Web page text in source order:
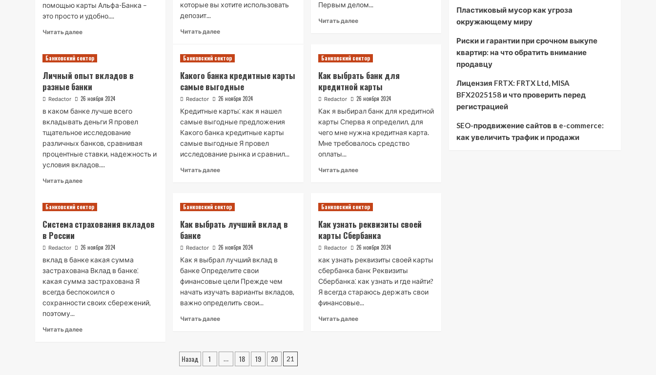
помощью карты Альфа-Банка –
это просто и удобно....
Читать далееRead
Как
и
быстро
оплачивать
с
карты
Альфа-
Банка
которые вы хотите использовать
депозит...
Читать далееRead
В
банк
лучше
всего
положить
депозит
Первым делом...
Читать далееRead
я
проценты
по
ипотеке
Банковский сектор
Личный опыт вкладов в
разные банки
Redactor 26 ноября 2024
в каком банке лучше всего
вкладывать деньги Я провел
тщательное исследование
различных банков, сравнивая
процентные ставки, надежность и
условия вкладов....
Читать далееRead
Личный
вкладов
разные
Банковский сектор
Какого банка кредитные карты
самые выгодные
Redactor 26 ноября 2024
Кредитные карты⁚ как я нашел
самые выгодные предложения
Какого банка кредитные карты
самые выгодные Я провел
исследование рынка и сравнил...
Читать далееRead
банка
карты
Банковский сектор
Как выбрать банк для
кредитной карты
Redactor 26 ноября 2024
Как я выбирал банк для кредитной
карты Сперва я определил, для
чего мне нужна кредитная карта.
Мне требовалось средство
оплаты...
Читать далееRead
выбрать
для
кредитной
карты
Банковский сектор
Система страхования вкладов
в России
Redactor 26 ноября 2024
вклад в банке какая сумма
застрахована Вклад в банке⁚
какая сумма застрахована Я
всегда беспокоился о
сохранности своих сбережений‚
поэтому...
Читать далееRead
Банковский сектор
Как выбрать лучший вклад в
банке
Redactor 26 ноября 2024
Как я выбрал лучший вклад в
банке Определите свои
финансовые цели Прежде чем
начать изучать варианты вкладов,
важно определить свои...
Читать далееRead
выбрать
лучший
Банковский сектор
Как узнать реквизиты своей
карты Сбербанка
Redactor 26 ноября 2024
как узнать реквизиты своей карты
сбербанка банк Реквизиты
Сбербанка⁚ как узнать и где найти?
Я всегда стараюсь держать свои
финансовые...
Читать далееRead
Пагинация
Назад 1 … 18 19 20 21
Пластиковый мусор как угроза
окружающему миру
Риски и гарантии при срочном выкупе
квартир: на что обратить внимание
продавцу
Лицензия FRTX: FRTX Ltd, MISA
BFX2025158 и что проверить перед
регистрацией
SEO-продвижение сайтов в e-commerce:
как увеличить трафик и продажи